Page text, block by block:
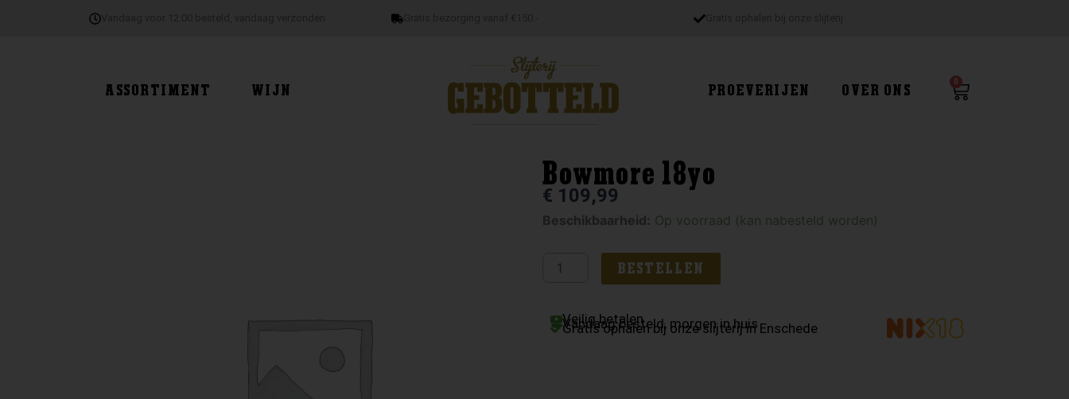
ASSORTIMENT WIJN PROEVERIJEN OVER ONS
0
Winkelwagen
Bowmore 18yo
€ 109,99
Beschikbaarheid: Op voorraad (kan nabesteld worden)
Bowmore
aantal
BESTELLEN
Veilig betalen
Vandaag besteld, morgen in huis
Gratis ophalen bij onze slijterij in Enschede